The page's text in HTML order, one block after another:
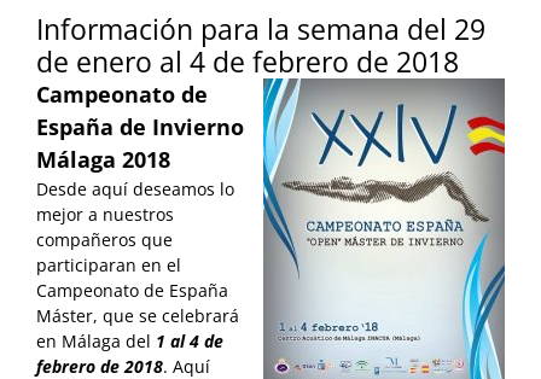
Información para la semana del 29
de enero al 4 de febrero de 2018
Campeonato de
España de Invierno
Málaga 2018
Desde aquí deseamos lo
mejor a nuestros
compañeros que
participaran en el
Campeonato de España
Máster, que se celebrará
en Málaga del 1 al 4 de
febrero de 2018. Aquí